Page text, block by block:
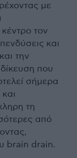
με
τον
και
την
που
σήμερα
τη
από
brain drain.